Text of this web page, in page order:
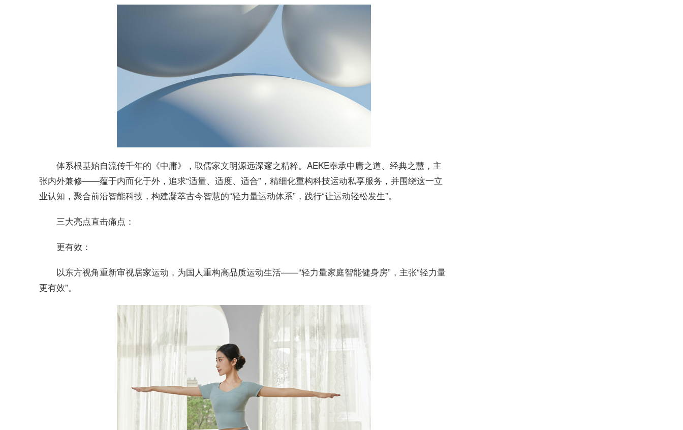
体系根基始自流传千年的《中庸》，取儒家文明源远深邃之精粹。AEKE奉承中庸之道、经典之慧，主
张内外兼修——蕴于内而化于外，追求“适量、适度、适合”，精细化重构科技运动私享服务，并围绕这一立
业认知，聚合前沿智能科技，构建凝萃古今智慧的“轻力量运动体系”，践行“让运动轻松发生”。
三大亮点直击痛点：
更有效：
以东方视角重新审视居家运动，为国人重构高品质运动生活——“轻力量家庭智能健身房”，主张“轻力量
更有效”。